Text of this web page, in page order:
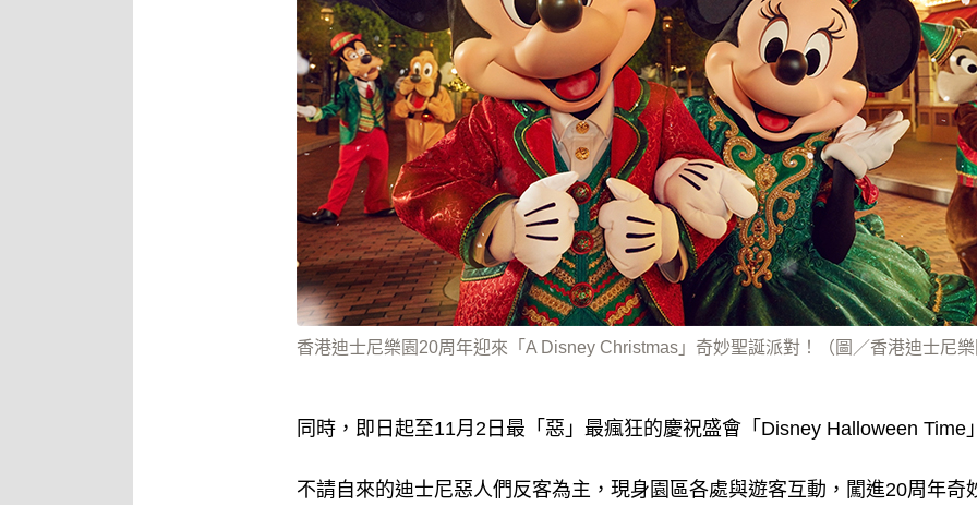
香港迪士尼樂園20周年迎來「A Disney Christmas」奇妙聖誕派對！（圖／香港迪士尼
同時，即日起至11月2日最「惡」最瘋狂的慶祝盛會「Disney Halloween Time
不請自來的迪士尼惡人們反客為主，現身園區各處與遊客互動，闖進20周年奇